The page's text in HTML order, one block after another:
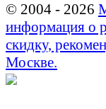
© 2004 - 2026
информация о
скидку,
Москве.